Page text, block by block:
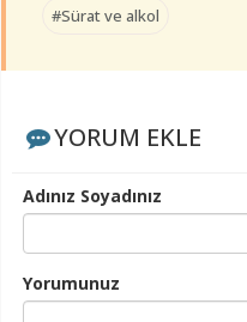
#Sürat ve alkol
YORUM EKLE
Adınız Soyadınız
Yorumunuz